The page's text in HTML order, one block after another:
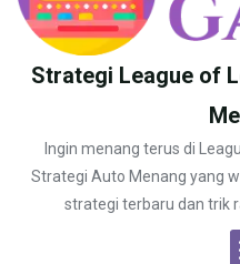
Strategi League of
Ingin menang terus di
Strategi Auto Menang yang
strategi terbaru dan trik